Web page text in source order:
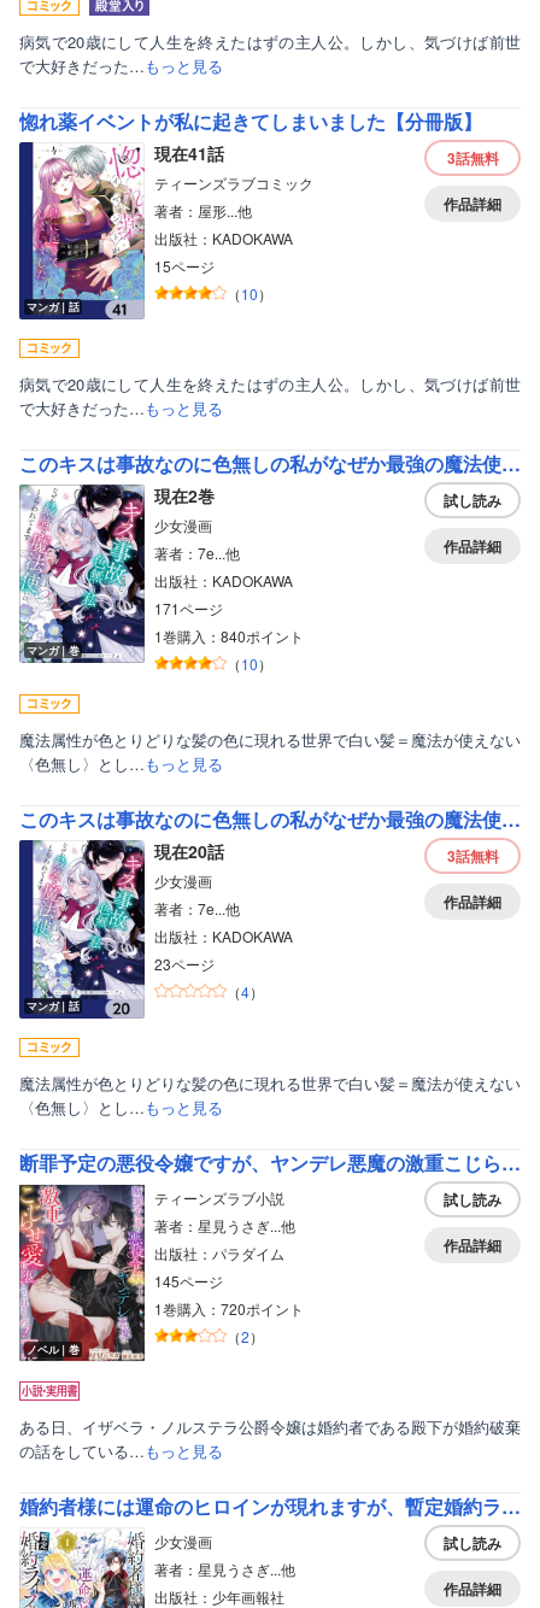
病気で20歳にして人生を終えたはずの主人公。しかし、気づけば前世
で大好きだった…もっと見る
惚れ薬イベントが私に起きてしまいました【分冊版】
マンガ｜話
現在41話
ティーンズラブコミック
著者：屋形...他
出版社：KADOKAWA
15ページ
（10）
3話無料
作品詳細
病気で20歳にして人生を終えたはずの主人公。しかし、気づけば前世
で大好きだった…もっと見る
このキスは事故なのに色無しの私がなぜか最強の魔法使いにとらわれてます
マンガ｜巻
現在2巻
少女漫画
著者：7e...他
出版社：KADOKAWA
171ページ
1巻購入：840ポイント
（10）
試し読み
作品詳細
魔法属性が色とりどりな髪の色に現れる世界で白い髪＝魔法が使えない
〈色無し〉とし…もっと見る
このキスは事故なのに色無しの私がなぜか最強の魔法使いにとらわれてます【分冊版】
マンガ｜話
現在20話
少女漫画
著者：7e...他
出版社：KADOKAWA
23ページ
（4）
3話無料
作品詳細
魔法属性が色とりどりな髪の色に現れる世界で白い髪＝魔法が使えない
〈色無し〉とし…もっと見る
断罪予定の悪役令嬢ですが、ヤンデレ悪魔の激重こじらせ愛に堕とされました！
ノベル｜巻
ティーンズラブ小説
著者：星見うさぎ...他
出版社：パラダイム
145ページ
1巻購入：720ポイント
（2）
試し読み
作品詳細
ある日、イザベラ・ノルステラ公爵令嬢は婚約者である殿下が婚約破棄
の話をしている…もっと見る
婚約者様には運命のヒロインが現れますが、暫定婚約ライフを満喫します！～嫌われ悪女の猫転生譚～【電子特典付】
少女漫画
著者：星見うさぎ...他
出版社：少年画報社
試し読み
作品詳細